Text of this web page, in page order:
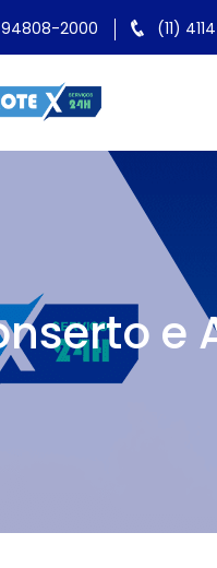
94808-2000 (11)
e